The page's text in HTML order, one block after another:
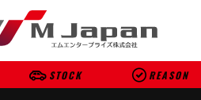
STOCK REASON